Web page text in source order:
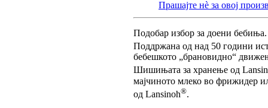
Прашајте нè за овој
Подобар избор за доени бебиња.
Поддржана од над 50 години
бебешкото „брановидно“
Шишињата за хранење од
мајчиното млеко во фрижидер
од Lansinoh®.